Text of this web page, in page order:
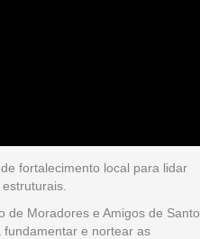
fortalecimento local para lidar
de Moradores e Amigos de Santo
fundamentar e nortear as